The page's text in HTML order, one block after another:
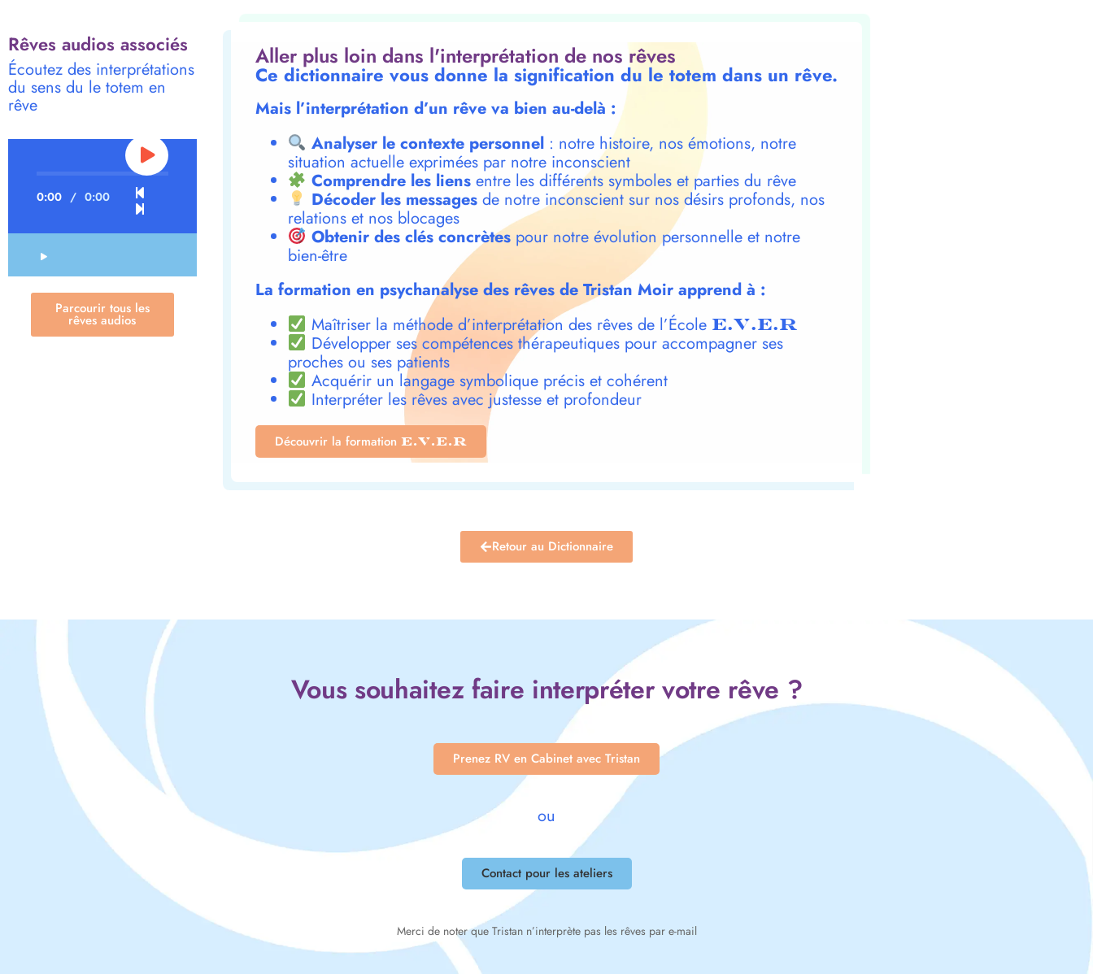
Rêves audios associés
Écoutez des interprétations
du sens du le totem en
rêve
0:00 / 0:00
Parcourir tous les
rêves audios
Aller plus loin dans l'interprétation de nos rêves
Ce dictionnaire vous donne la signification du le totem dans un rêve.
Mais l’interprétation d’un rêve va bien au-delà :
Analyser le contexte personnel: notre histoire, nos émotions, notre
situation actuelle exprimées par notre inconscient
Comprendre les liensentre les différents symboles et parties du rêve
Décoder les messagesde notre inconscient sur nos désirs profonds, nos
relations et nos blocages
Obtenir des clés concrètespour notre évolution personnelle et notre
bien-être
La formation en psychanalyse des rêves de Tristan Moir apprend à :
Maîtriser la méthode d’interprétation des rêves de l’École E.V.E.R
Développer ses compétences thérapeutiques pour accompagner ses
proches ou ses patients
Acquérir un langage symbolique précis et cohérent
Interpréter les rêves avec justesse et profondeur
Découvrir la formation E.V.E.R
Retour au Dictionnaire
Vous souhaitez faire interpréter votre rêve ?
Prenez RV en Cabinet avec Tristan
ou
Contact pour les ateliers
Merci de noter que Tristan n’interprète pas les rêves par e-mail